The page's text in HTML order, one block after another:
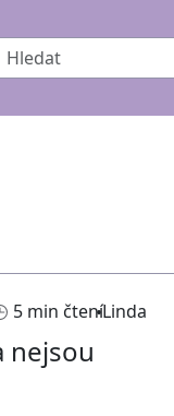
5 min čteníLinda
nejsou